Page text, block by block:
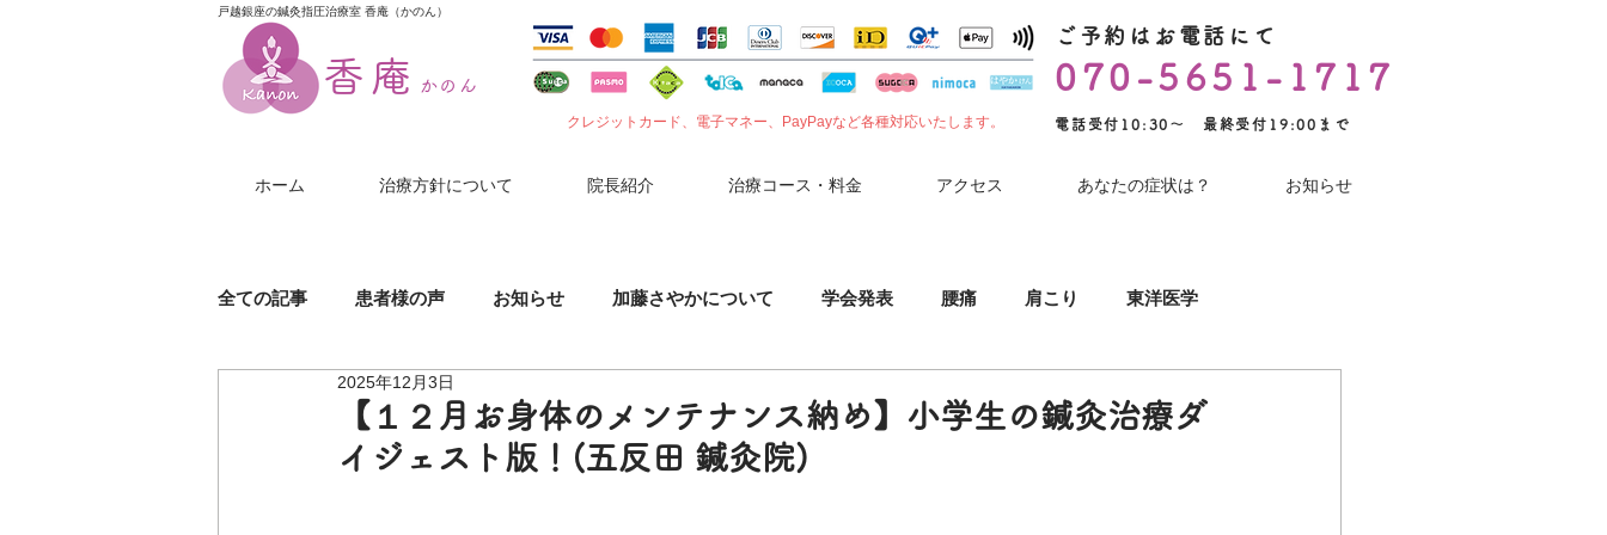
戸越銀座の鍼灸指圧治療室 香庵（かのん）
香庵 かのん
クレジットカード、電子マネー、PayPayなど各種対応いたします。
ご予約はお電話にて
070-5651-1717
電話受付10:30～ 最終受付19:00まで
ホーム 治療方針について 院長紹介 治療コース・料金 アクセス あなたの症状は？ お知らせ
全ての記事 患者様の声 お知らせ 加藤さやかについて 学会発表 腰痛 肩こり 東洋医学
膝（ひざ）の痛み 花粉症
【１２月お身体のメンテナンス納め】小学生の鍼灸治療ダ
イジェスト版！(五反田 鍼灸院)
2025年12月3日